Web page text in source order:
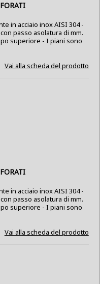
in acciaio inox AISI 304 -
passo asolatura di mm.
superiore - I piani sono
Vai alla scheda del prodotto
in acciaio inox AISI 304 -
passo asolatura di mm.
superiore - I piani sono
Vai alla scheda del prodotto